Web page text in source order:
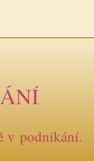
v podnikání.